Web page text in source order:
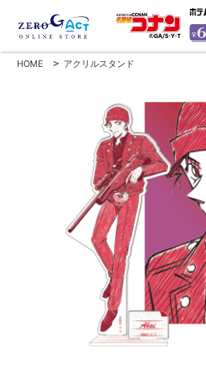
HOME > アクリルスタンド